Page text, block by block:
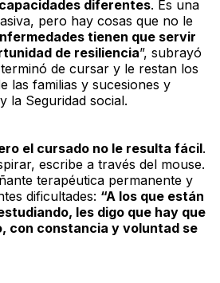
diferentes. Es una
pero hay cosas que no le
tienen que servir
de resiliencia”, subrayó
de cursar y le restan los
las familias y sucesiones y
la Seguridad social.
el cursado no le resulta fácil.
escribe a través del mouse.
terapéutica permanente y
dificultades: “A los que están
les digo que hay que
con constancia y voluntad se